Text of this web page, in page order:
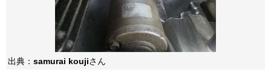
出典： samurai koujiさん